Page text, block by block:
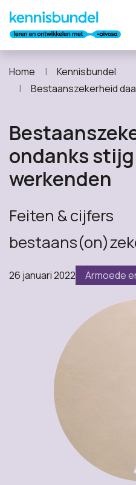
Home
Kennisbundel
Bestaanszekerheid daalt ondanks stijging aantal
ondanks
werkenden
Feiten & cijfers
26 januari 2022 Armoede